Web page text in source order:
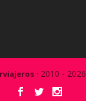
· 2010 - 2026